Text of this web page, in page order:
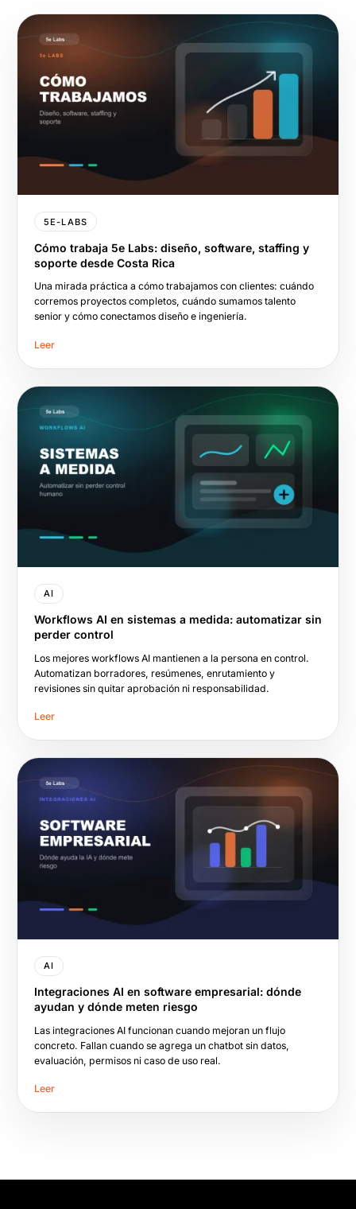
5E-LABS
Cómo trabaja 5e Labs: diseño, software, staffing y
soporte desde Costa Rica
Una mirada práctica a cómo trabajamos con clientes: cuándo
corremos proyectos completos, cuándo sumamos talento
senior y cómo conectamos diseño e ingeniería.
Leer
AI
Workflows AI en sistemas a medida: automatizar sin
perder control
Los mejores workflows AI mantienen a la persona en control.
Automatizan borradores, resúmenes, enrutamiento y
revisiones sin quitar aprobación ni responsabilidad.
Leer
AI
Integraciones AI en software empresarial: dónde
ayudan y dónde meten riesgo
Las integraciones AI funcionan cuando mejoran un flujo
concreto. Fallan cuando se agrega un chatbot sin datos,
evaluación, permisos ni caso de uso real.
Leer